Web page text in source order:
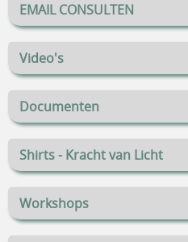
EMAIL CONSULTEN
Video's
Documenten
Shirts - Kracht van Licht
Workshops